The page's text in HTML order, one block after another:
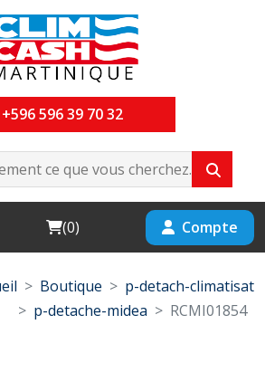
+596 596 39 70 32
Cart
(0) Compte
Boutique
p-detach-climatisat
p-detache-midea
RCMI01854